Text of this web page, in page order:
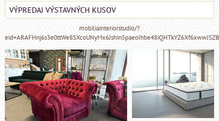
VÝPREDAJ VÝSTAVNÝCH KUSOV
mobiliainteriorstudio/?